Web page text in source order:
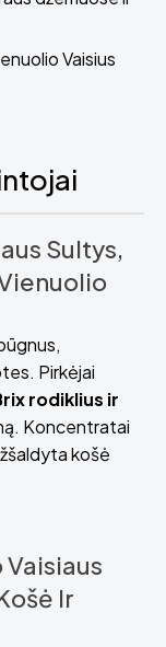
Vaisius
Sultys,
Pirkėjai
rodiklius ir
Koncentratai
košė
Ir